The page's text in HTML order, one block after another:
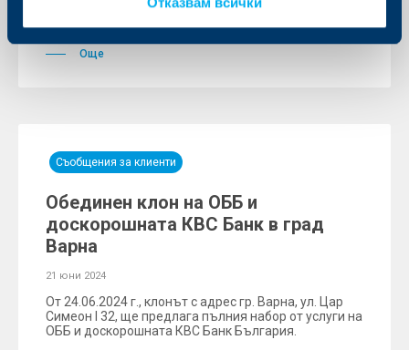
Граф Игнатиев 6, ще предлага пълния набор от
услуги на ОББ и доскорошната КВС Банк България.
Още
Съобщения за клиенти
Обединен клон на ОББ и
доскорошната КBC Банк в град
Варна
21 юни 2024
От 24.06.2024 г., клонът с адрес гр. Варна, ул. Цар
Симеон I 32, ще предлага пълния набор от услуги на
ОББ и доскорошната КВС Банк България.